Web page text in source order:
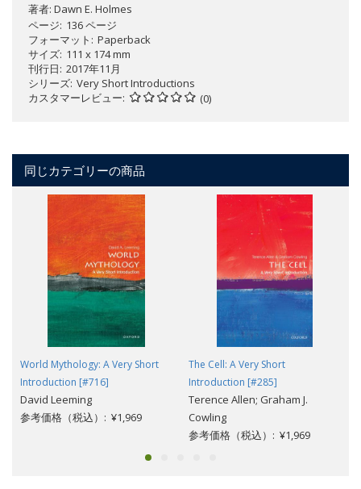
著者: Dawn E. Holmes
ページ 136 ページ
フォーマット
Paperback
サイズ 111 x 174 mm
刊行日 2017年11月
シリーズ Very Short Introductions
カスタマーレビュー
(0)
同じカテゴリーの商品
World Mythology: A Very Short
Introduction [#716]
David Leeming
参考価格（税込）: ¥1,969
The Cell: A Very Short
Introduction [#285]
Terence Allen; Graham J.
Cowling
参考価格（税込）: ¥1,969